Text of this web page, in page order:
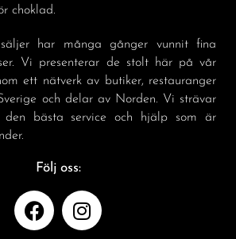
choklad.
har många gånger vunnit fina
Vi presenterar de stolt här på vår
ett nätverk av butiker, restauranger
och delar av Norden. Vi strävar
bästa service och hjälp som är
Följ oss: